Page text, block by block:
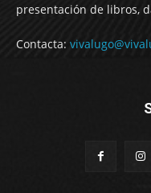
presentación de libros,
Contacta: